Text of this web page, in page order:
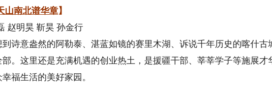
山南北谱华章】
明昊 靳昊 孙金行
意盎然的阿勒泰、湛蓝如镜的赛里木湖、诉说千年历史的喀什古
。这里还是充满机遇的创业热土，是援疆干部、莘莘学子等施展才
福生活的美好家园。